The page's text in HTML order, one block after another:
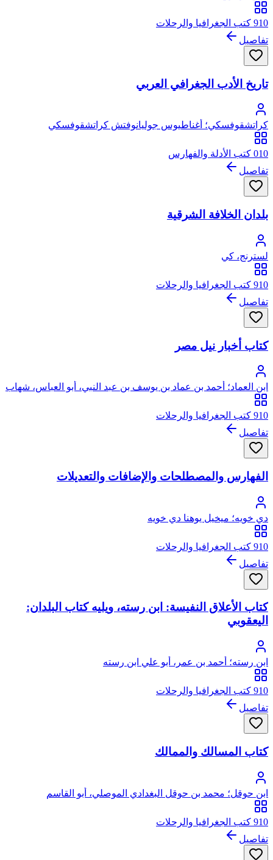
910 كتب الجغرافيا والرحلات
تفاصيل
تاريخ الأدب الجغرافي العربي
كراتشقوفسكي؛ أغناطيوس جوليانوفتش كراتشقوفسكي
010 كتب الأدلة والفهارس
تفاصيل
بلدان الخلافة الشرقية
لسترنج، كي
910 كتب الجغرافيا والرحلات
تفاصيل
كتاب أخبار نيل مصر
ابن العماد؛ أحمد بن عماد بن يوسف بن عبد النبي، أبو العباس، شهاب
الدين الأقفهسي ثم القاهري
910 كتب الجغرافيا والرحلات
تفاصيل
الفهارس والمصطلحات والإضافات والتعديلات
دي خويه؛ ميخيل يوهنا دي خويه
910 كتب الجغرافيا والرحلات
تفاصيل
كتاب الأعلاق النفيسة: ابن رسته، ويليه كتاب البلدان:
اليعقوبي
ابن رسته؛ أحمد بن عمر، أبو علي ابن رسته
910 كتب الجغرافيا والرحلات
تفاصيل
كتاب المسالك والممالك
ابن حوقل؛ محمد بن حوقل البغدادي الموصلي، أبو القاسم
910 كتب الجغرافيا والرحلات
تفاصيل